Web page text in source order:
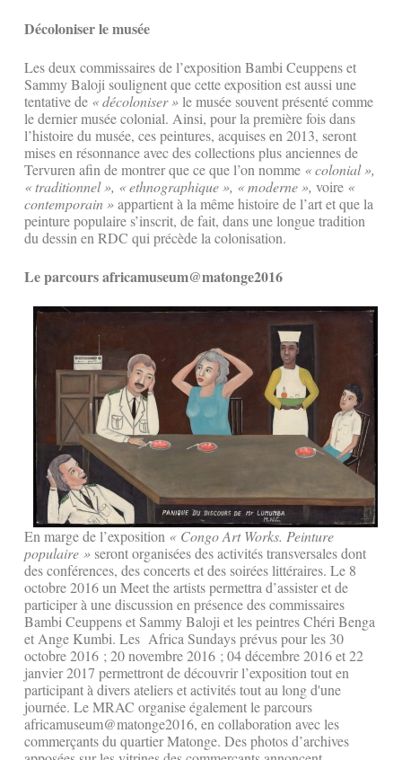
Décoloniser le musée
Les deux commissaires de l’exposition Bambi Ceuppens et
Sammy Baloji soulignent que cette exposition est aussi une
tentative de « décoloniser »le musée souvent présenté comme
le dernier musée colonial. Ainsi, pour la première fois dans
l’histoire du musée, ces peintures, acquises en 2013, seront
mises en résonnance avec des collections plus anciennes de
Tervuren afin de montrer que ce que l’on nomme « colonial »,
« traditionnel », « ethnographique », « moderne », voire «
contemporain »appartient à la même histoire de l’art et que la
peinture populaire s’inscrit, de fait, dans une longue tradition
du dessin en RDC qui précède la colonisation.
Le parcours africamuseum@matonge2016
En marge de l’exposition « Congo Art Works. Peinture
populaire » seront organisées des activités transversales dont
des conférences, des concerts et des soirées littéraires. Le 8
octobre 2016 un Meet the artists permettra d’assister et de
participer à une discussion en présence des commissaires
Bambi Ceuppens et Sammy Baloji et les peintres Chéri Benga
et Ange Kumbi. Les Africa Sundays prévus pour les 30
octobre 2016 ; 20 novembre 2016 ; 04 décembre 2016 et 22
janvier 2017 permettront de découvrir l’exposition tout en
participant à divers ateliers et activités tout au long d'une
journée. Le MRAC organise également le parcours
africamuseum@matonge2016, en collaboration avec les
commerçants du quartier Matonge. Des photos d’archives